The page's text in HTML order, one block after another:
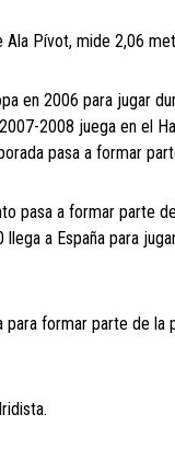
Ala Pívot, mide 2,06
en 2006 para jugar
2008 juega en el
pasa a formar
pasa a formar parte
a España para
formar parte de